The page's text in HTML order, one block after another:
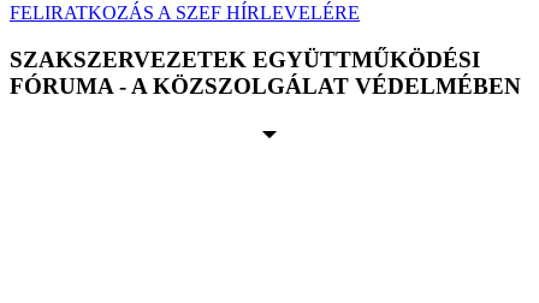
FELIRATKOZÁS A SZEF HÍRLEVELÉRE
SZAKSZERVEZETEK EGYÜTTMŰKÖDÉSI
FÓRUMA - A KÖZSZOLGÁLAT VÉDELMÉBEN